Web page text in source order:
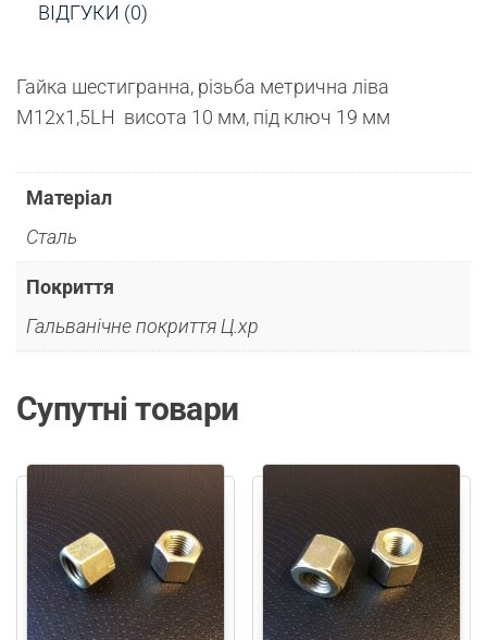
ВІДГУКИ (0)
Гайка шестигранна, різьба метрична ліва
М12х1,5LH висота 10 мм, під ключ 19 мм
Матеріал
Сталь
Покриття
Гальванічне покриття Ц.хр
Супутні товари